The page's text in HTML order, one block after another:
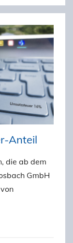
Anteil
die ab dem
GmbH